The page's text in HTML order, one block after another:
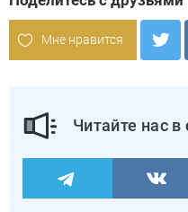
Мне нравится
Читайте нас